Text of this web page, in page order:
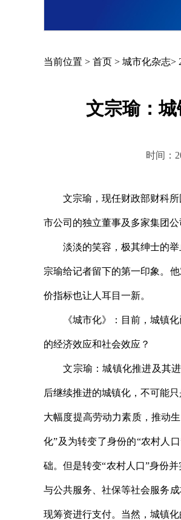
当前位置 > 首页 > 城市化杂志>
文宗瑜：
时间：
文宗瑜，现任财政部财科所
市公司的独立董事及多家集团公
淡淡的笑容，极其绅士的举
宗瑜给记者留下的第一印象。
价指标也让人耳目一新。
《城市化》：目前，城镇化
的经济效应和社会效应？
文宗瑜：城镇化推进及其进
后继续推进的城镇化，不可能
大幅度提高劳动力素质，推动
化”及为转变了身份的“农村人
础。但是转变“农村人口”身份
与公共服务、社保等社会服务
现筹资进行支付。当然，城镇